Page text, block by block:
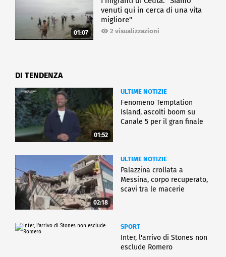
01:07
venuti qui in cerca di una vita
migliore"
2 visualizzazioni
DI TENDENZA
01:52
ULTIME NOTIZIE
Fenomeno Temptation
Island, ascolti boom su
Canale 5 per il gran finale
02:18
ULTIME NOTIZIE
Palazzina crollata a
Messina, corpo recuperato,
scavi tra le macerie
SPORT
Inter, l'arrivo di Stones non
esclude Romero